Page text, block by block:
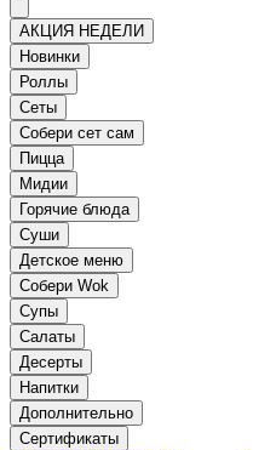
АКЦИЯ НЕДЕЛИ
Новинки
Роллы
Сеты
Собери сет сам
Пицца
Мидии
Горячие блюда
Суши
Детское меню
Собери Wok
Супы
Салаты
Десерты
Напитки
Дополнительно
Сертификаты